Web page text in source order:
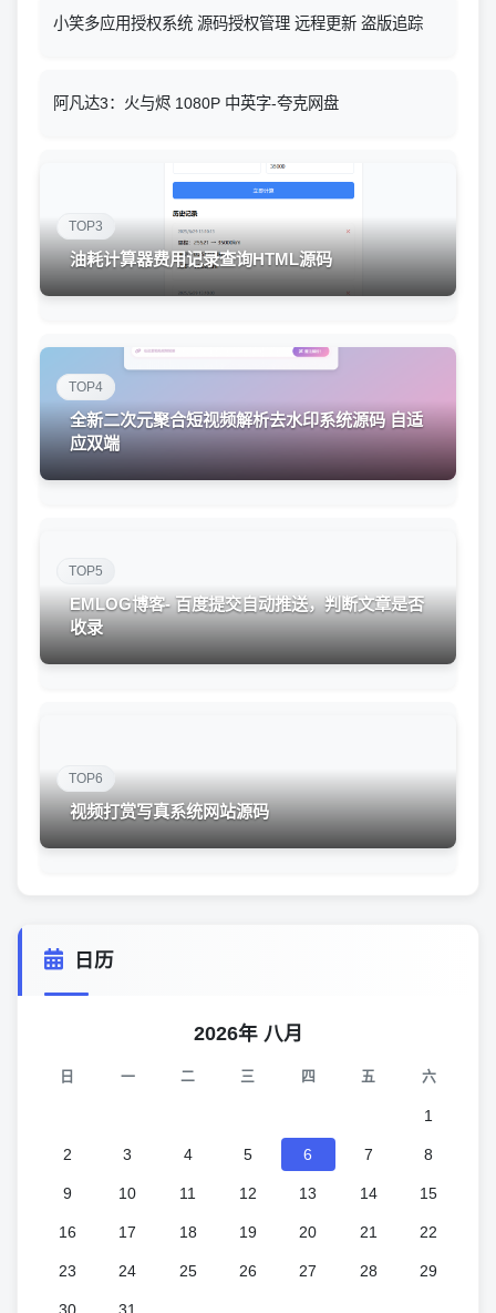
小笑多应用授权系统 源码授权管理 远程更新 盗版追踪
阿凡达3：火与烬 1080P 中英字-夸克网盘
TOP3
油耗计算器费用记录查询HTML源码
TOP4
全新二次元聚合短视频解析去水印系统源码 自适
应双端
TOP5
EMLOG博客- 百度提交自动推送，判断文章是否
收录
TOP6
视频打赏写真系统网站源码
日历
2026年 八月
日 一 二 三 四 五 六
1
2 3 4 5 6 7 8
9 10 11 12 13 14 15
16 17 18 19 20 21 22
23 24 25 26 27 28 29
30 31